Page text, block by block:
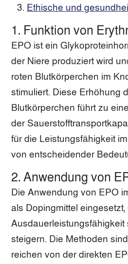
Ethische und
1. Funktion von
EPO ist ein
der Niere produziert wird
roten Blutkörperchen im
stimuliert. Diese Erhöhung
Blutkörperchen führt zu
der
für die Leistungsfähigkeit
von entscheidender
2. Anwendung von
Die Anwendung von EPO
als Dopingmittel eingesetzt,
Ausdauerleistungsfähigkeit
steigern. Die Methoden
reichen von der direkten